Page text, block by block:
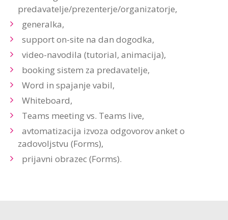
predavatelje/prezenterje/organizatorje,
generalka,
support on-site na dan dogodka,
video-navodila (tutorial, animacija),
booking sistem za predavatelje,
Word in spajanje vabil,
Whiteboard,
Teams meeting vs. Teams live,
avtomatizacija izvoza odgovorov anket o
zadovoljstvu (Forms),
prijavni obrazec (Forms).